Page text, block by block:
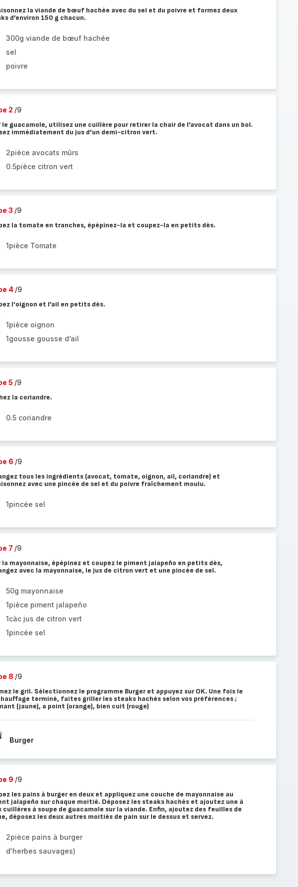
la viande de bœuf hachée avec du sel et du poivre et formez deux
d’environ 150 g chacun.
300g viande de bœuf hachée
sel
poivre
2 /9
le guacamole, utilisez une cuillère pour retirer la chair de l’avocat dans un bol.
immédiatement du jus d'un demi-citron vert.
2pièce avocats mûrs
0.5pièce citron vert
3 /9
la tomate en tranches, épépinez-la et coupez-la en petits dès.
1pièce Tomate
4 /9
l'oignon et l’ail en petits dès.
1pièce oignon
1gousse gousse d’ail
5 /9
la coriandre.
0.5 coriandre
6 /9
tous les ingrédients (avocat, tomate, oignon, ail, coriandre) et
avec une pincée de sel et du poivre fraîchement moulu.
1pincée sel
7 /9
la mayonnaise, épépinez et coupez le piment jalapeño en petits dès,
avec la mayonnaise, le jus de citron vert et une pincée de sel.
50g mayonnaise
1pièce piment jalapeño
1càc jus de citron vert
1pincée sel
8 /9
le gril. Sélectionnez le programme Burger et appuyez sur OK. Une fois le
terminé, faites griller les steaks hachés selon vos préférences ;
(jaune), a point (orange), bien cuit (rouge)
Burger
9 /9
les pains à burger en deux et appliquez une couche de mayonnaise au
jalapeño sur chaque moitié. Déposez les steaks hachés et ajoutez une à
cuillères à soupe de guacamole sur la viande. Enfin, ajoutez des feuilles de
déposez les deux autres moitiés de pain sur le dessus et servez.
2pièce pains à burger
d'herbes sauvages)